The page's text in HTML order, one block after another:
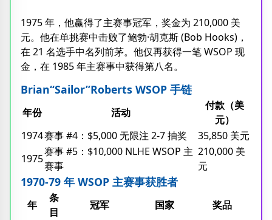
1975 年，他赢得了主赛事冠军，奖金为 210,000 美
元。他在单挑赛中击败了鲍勃·胡克斯 (Bob Hooks)，
在 21 名选手中名列前茅。他仅再获得一笔 WSOP 现
金，在 1985 年主赛事中获得第八名。
Brian“Sailor”Roberts WSOP 手链
年份 活动
付款（美
元）
1974赛事 #4：$5,000 无限注 2-7 抽奖
35,850 美元
1975
赛事 #5：$10,000 NLHE WSOP 主
赛事
210,000 美
元
1970-79 年 WSOP 主赛事获胜者
年
条
目
冠军 国家
奖品